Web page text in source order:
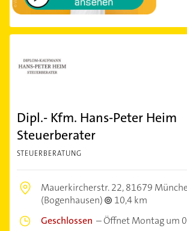
Dipl.- Kfm. Hans-Peter Heim
Steuerberater
STEUERBERATUNG
Mauerkircherstr. 22,81679
(Bogenhausen)
10,4 km
Geschlossen –Öffnet Montag um